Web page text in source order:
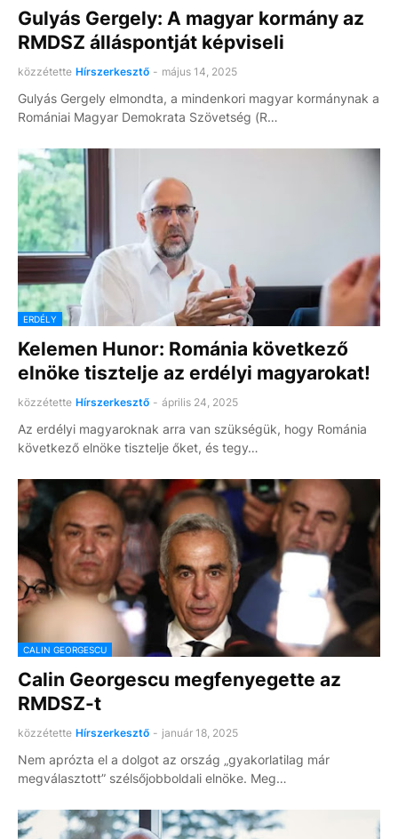
Gulyás Gergely: A magyar kormány az
RMDSZ álláspontját képviseli
közzétette Hírszerkesztő - május 14, 2025
Gulyás Gergely elmondta, a mindenkori magyar kormánynak a
Romániai Magyar Demokrata Szövetség (R…
ERDÉLY
Kelemen Hunor: Románia következő
elnöke tisztelje az erdélyi magyarokat!
közzétette Hírszerkesztő - április 24, 2025
Az erdélyi magyaroknak arra van szükségük, hogy Románia
következő elnöke tisztelje őket, és tegy…
CALIN GEORGESCU
Calin Georgescu megfenyegette az
RMDSZ-t
közzétette Hírszerkesztő - január 18, 2025
Nem aprózta el a dolgot az ország „gyakorlatilag már
megválasztott” szélsőjobboldali elnöke. Meg…